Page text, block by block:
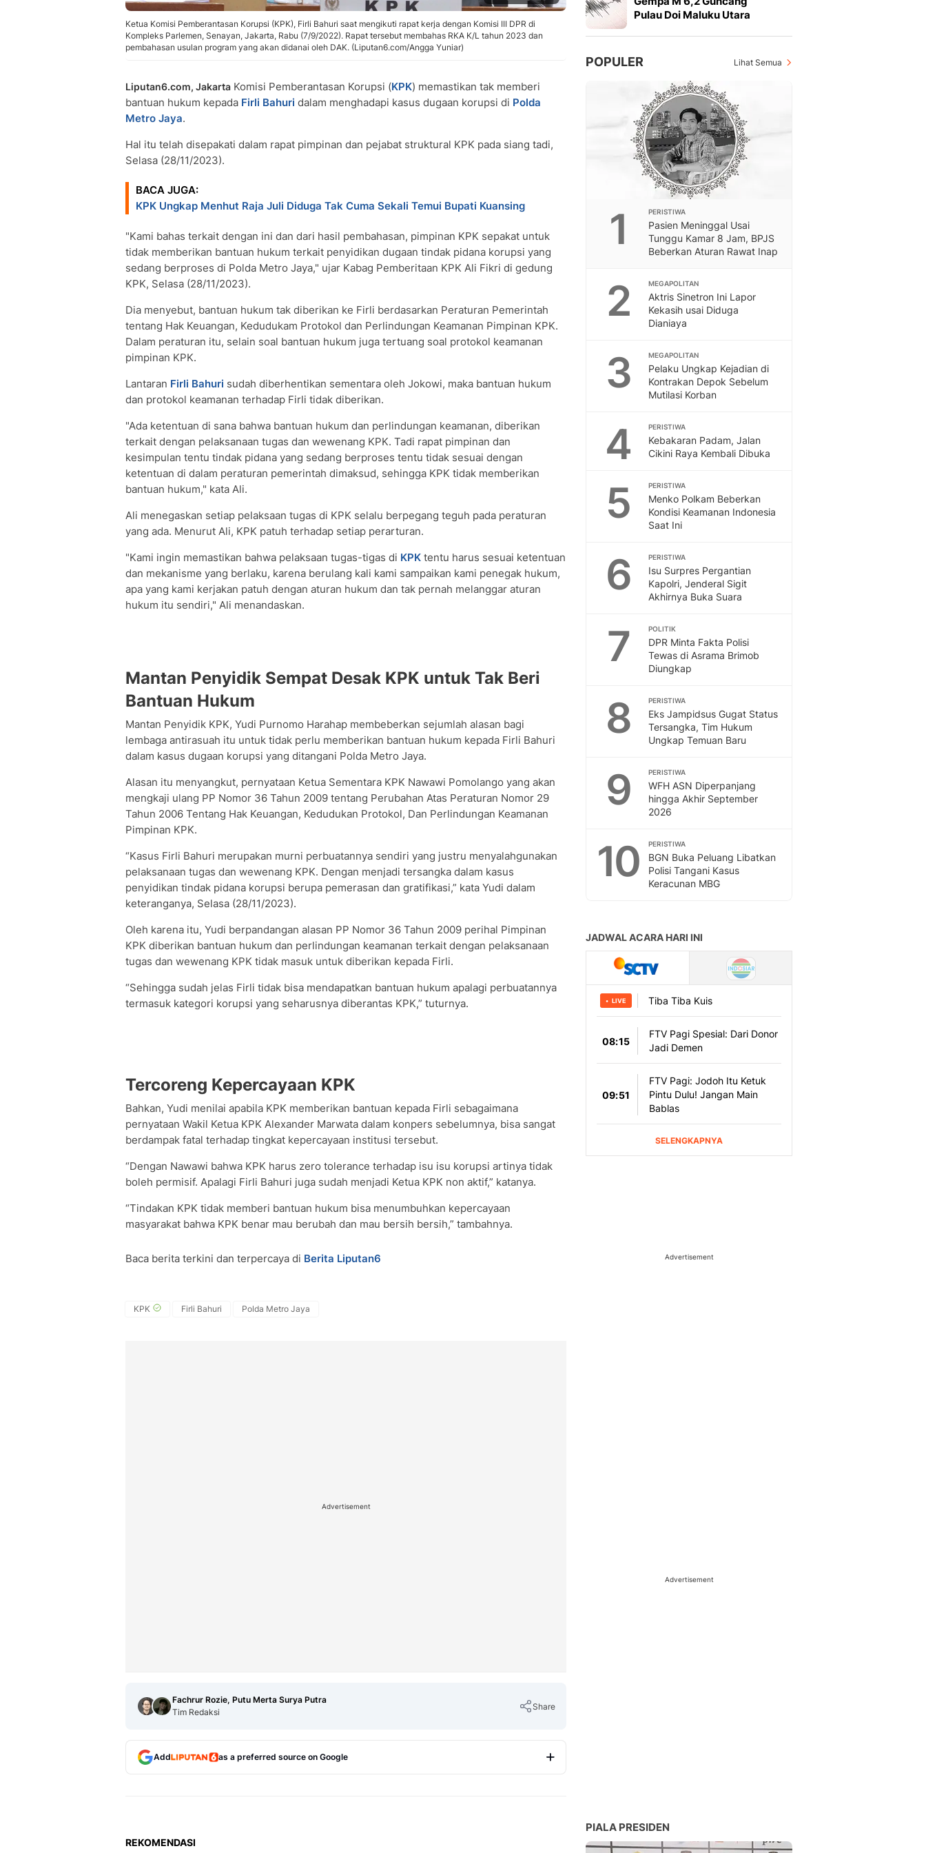
Ketua Komisi Pemberantasan Korupsi (KPK), Firli Bahuri saat mengikuti rapat kerja dengan Komisi III DPR di
Kompleks Parlemen, Senayan, Jakarta, Rabu (7/9/2022). Rapat tersebut membahas RKA K/L tahun 2023 dan
pembahasan usulan program yang akan didanai oleh DAK. (Liputan6.com/Angga Yuniar)
Liputan6.com, Jakarta Komisi Pemberantasan Korupsi (KPK) memastikan tak memberi
bantuan hukum kepada Firli Bahuri dalam menghadapi kasus dugaan korupsi di Polda
Metro Jaya.
Hal itu telah disepakati dalam rapat pimpinan dan pejabat struktural KPK pada siang tadi,
Selasa (28/11/2023).
BACA JUGA:
KPK Ungkap Menhut Raja Juli Diduga Tak Cuma Sekali Temui Bupati Kuansing
"Kami bahas terkait dengan ini dan dari hasil pembahasan, pimpinan KPK sepakat untuk
tidak memberikan bantuan hukum terkait penyidikan dugaan tindak pidana korupsi yang
sedang berproses di Polda Metro Jaya," ujar Kabag Pemberitaan KPK Ali Fikri di gedung
KPK, Selasa (28/11/2023).
Dia menyebut, bantuan hukum tak diberikan ke Firli berdasarkan Peraturan Pemerintah
tentang Hak Keuangan, Kedudukam Protokol dan Perlindungan Keamanan Pimpinan KPK.
Dalam peraturan itu, selain soal bantuan hukum juga tertuang soal protokol keamanan
pimpinan KPK.
Lantaran Firli Bahuri sudah diberhentikan sementara oleh Jokowi, maka bantuan hukum
dan protokol keamanan terhadap Firli tidak diberikan.
"Ada ketentuan di sana bahwa bantuan hukum dan perlindungan keamanan, diberikan
terkait dengan pelaksanaan tugas dan wewenang KPK. Tadi rapat pimpinan dan
kesimpulan tentu tindak pidana yang sedang berproses tentu tidak sesuai dengan
ketentuan di dalam peraturan pemerintah dimaksud, sehingga KPK tidak memberikan
bantuan hukum," kata Ali.
Ali menegaskan setiap pelaksaan tugas di KPK selalu berpegang teguh pada peraturan
yang ada. Menurut Ali, KPK patuh terhadap setiap perarturan.
"Kami ingin memastikan bahwa pelaksaan tugas-tigas di KPK tentu harus sesuai ketentuan
dan mekanisme yang berlaku, karena berulang kali kami sampaikan kami penegak hukum,
apa yang kami kerjakan patuh dengan aturan hukum dan tak pernah melanggar aturan
hukum itu sendiri," Ali menandaskan.
Mantan Penyidik Sempat Desak KPK untuk Tak Beri
Bantuan Hukum
Mantan Penyidik KPK, Yudi Purnomo Harahap membeberkan sejumlah alasan bagi
lembaga antirasuah itu untuk tidak perlu memberikan bantuan hukum kepada Firli Bahuri
dalam kasus dugaan korupsi yang ditangani Polda Metro Jaya.
Alasan itu menyangkut, pernyataan Ketua Sementara KPK Nawawi Pomolango yang akan
mengkaji ulang PP Nomor 36 Tahun 2009 tentang Perubahan Atas Peraturan Nomor 29
Tahun 2006 Tentang Hak Keuangan, Kedudukan Protokol, Dan Perlindungan Keamanan
Pimpinan KPK.
“Kasus Firli Bahuri merupakan murni perbuatannya sendiri yang justru menyalahgunakan
pelaksanaan tugas dan wewenang KPK. Dengan menjadi tersangka dalam kasus
penyidikan tindak pidana korupsi berupa pemerasan dan gratifikasi,” kata Yudi dalam
keteranganya, Selasa (28/11/2023).
Oleh karena itu, Yudi berpandangan alasan PP Nomor 36 Tahun 2009 perihal Pimpinan
KPK diberikan bantuan hukum dan perlindungan keamanan terkait dengan pelaksanaan
tugas dan wewenang KPK tidak masuk untuk diberikan kepada Firli.
“Sehingga sudah jelas Firli tidak bisa mendapatkan bantuan hukum apalagi perbuatannya
termasuk kategori korupsi yang seharusnya diberantas KPK,” tuturnya.
Tercoreng Kepercayaan KPK
Bahkan, Yudi menilai apabila KPK memberikan bantuan kepada Firli sebagaimana
pernyataan Wakil Ketua KPK Alexander Marwata dalam konpers sebelumnya, bisa sangat
berdampak fatal terhadap tingkat kepercayaan institusi tersebut.
“Dengan Nawawi bahwa KPK harus zero tolerance terhadap isu isu korupsi artinya tidak
boleh permisif. Apalagi Firli Bahuri juga sudah menjadi Ketua KPK non aktif,” katanya.
“Tindakan KPK tidak memberi bantuan hukum bisa menumbuhkan kepercayaan
masyarakat bahwa KPK benar mau berubah dan mau bersih bersih,” tambahnya.
Baca berita terkini dan terpercaya di Berita Liputan6
KPK Firli Bahuri Polda Metro Jaya
Advertisement
Fachrur Rozie, Putu Merta Surya Putra
Tim Redaksi
Share
Add as a preferred source on Google
REKOMENDASI
Pulau Doi Maluku Utara
POPULER Lihat Semua
1 PERISTIWA
Pasien Meninggal Usai
Tunggu Kamar 8 Jam, BPJS
Beberkan Aturan Rawat Inap
2 MEGAPOLITAN
Aktris Sinetron Ini Lapor
Kekasih usai Diduga
Dianiaya
3 MEGAPOLITAN
Pelaku Ungkap Kejadian di
Kontrakan Depok Sebelum
Mutilasi Korban
4 PERISTIWA
Kebakaran Padam, Jalan
Cikini Raya Kembali Dibuka
5 PERISTIWA
Menko Polkam Beberkan
Kondisi Keamanan Indonesia
Saat Ini
6 PERISTIWA
Isu Surpres Pergantian
Kapolri, Jenderal Sigit
Akhirnya Buka Suara
7 POLITIK
DPR Minta Fakta Polisi
Tewas di Asrama Brimob
Diungkap
8 PERISTIWA
Eks Jampidsus Gugat Status
Tersangka, Tim Hukum
Ungkap Temuan Baru
9 PERISTIWA
WFH ASN Diperpanjang
hingga Akhir September
2026
10 PERISTIWA
BGN Buka Peluang Libatkan
Polisi Tangani Kasus
Keracunan MBG
Advertisement
Advertisement
PIALA PRESIDEN